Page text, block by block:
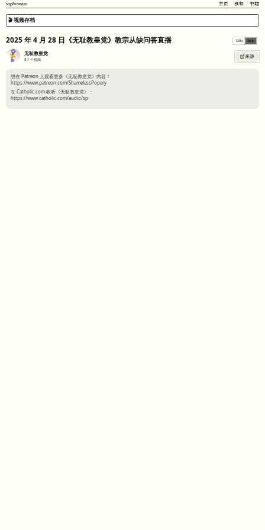
sophronius 主页 视频 书籍
🎬 视频存档
720p 360p
2025 年 4 月 28 日《无耻教皇党》教宗从缺问答直播
无耻教皇党
84 个视频
来源
想在 Patreon 上观看更多《无耻教皇党》内容！
https://www.patreon.com/ShamelessPopery
在 Catholic.com 收听《无耻教皇党》：
https://www.catholic.com/audio/sp